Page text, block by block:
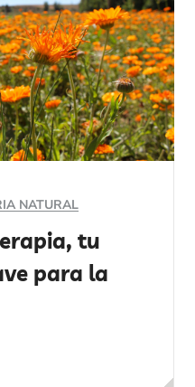
NATURAL
tu
para la